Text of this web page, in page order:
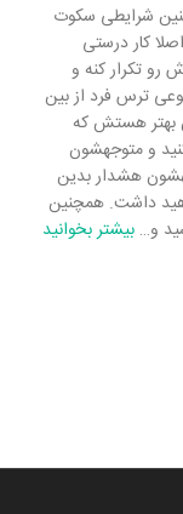
شرایطی سکوت
کار درستی
تکرار کنه و
ترس فرد از بین
بهتر هستش که
و متوجهشون
هشدار بدین
داشت. همچنین
و… بیشتر بخوانید